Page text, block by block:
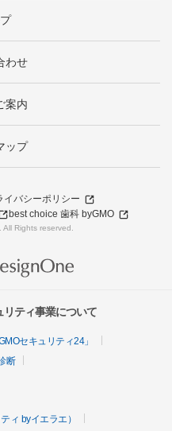
わせ
案内
ップ
イバシーポリシー
best choice 歯科 byGMO
Rights reserved.
ティ事業について
セキュリティ24」
断
ィ byイエラエ）